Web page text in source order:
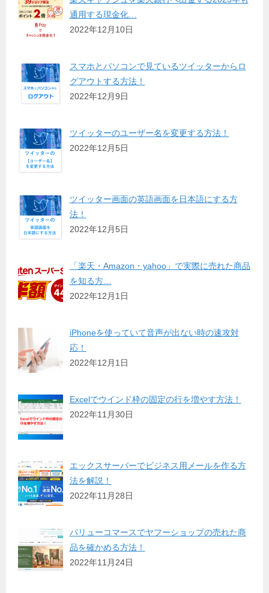
通用する現金化…
2022年12月10日
スマホとパソコンで見ているツイッターからロ
グアウトする方法！
2022年12月9日
ツイッターのユーザー名を変更する方法！
2022年12月5日
ツイッター画面の英語画面を日本語にする方
法！
2022年12月5日
「楽天・Amazon・yahoo」で実際に売れた商品
を知る方…
2022年12月1日
iPhoneを使っていて音声が出ない時の速攻対
応！
2022年12月1日
Excelでウインド枠の固定の行を増やす方法！
2022年11月30日
エックスサーバーでビジネス用メールを作る方
法を解説！
2022年11月28日
バリューコマースでヤフーショップの売れた商
品を確かめる方法！
2022年11月24日